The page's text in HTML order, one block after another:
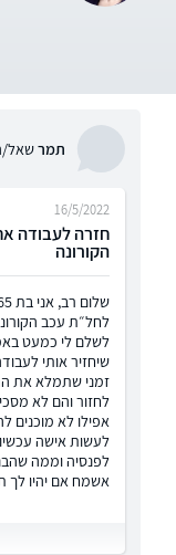
תמרשאל/
חזרה לעבודה
הקורונה
16/5/2022
לחל״ת עכב
לשלם לי כמעט
שיחזיר אותי
זמני שתמלא את
לחזור והם לא
אפילו לא מוכנים
לעשות אישה
לפנסיה וממה
אשמח אם יהיו לך